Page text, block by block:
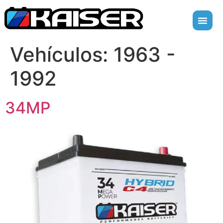
Vehículos: 1963 -
1992
34MP